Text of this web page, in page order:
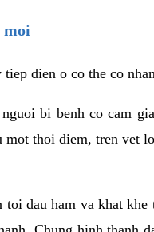
moi
dien o co the co
bi benh co cam
mot thoi diem, tren vet
dau ham va khat